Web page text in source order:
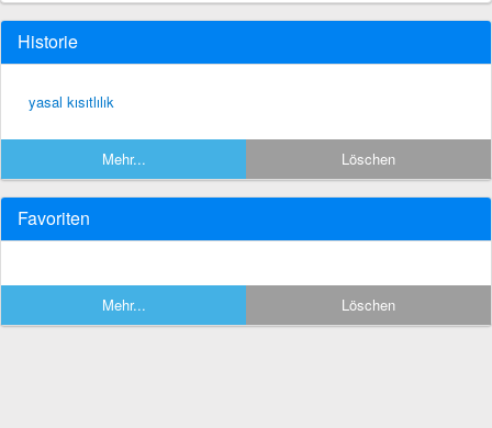
Historie
yasal kısıtlılık
Mehr... Löschen
Favoriten
Mehr... Löschen